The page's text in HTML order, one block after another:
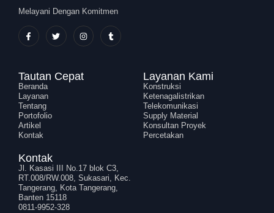
Melayani Dengan Komitmen
Tautan Cepat
Beranda
Layanan
Tentang
Portofolio
Artikel
Kontak
Layanan Kami
Konstruksi
Ketenagalistrikan
Telekomunikasi
Supply Material
Konsultan Proyek
Percetakan
Kontak
Jl. Kasasi III No.17 blok C3,
RT.008/RW.008, Sukasari, Kec.
Tangerang, Kota Tangerang,
Banten 15118
0811-9952-328